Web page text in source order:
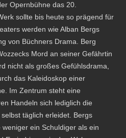
Opernbühne das 20.
sollte bis heute so prägend für
werden wie Alban Bergs
von Büchners Drama. Berg
Mord an seiner Gefährtin
nicht als großes Gefühlsdrama,
das Kaleidoskop einer
Im Zentrum steht eine
Handeln sich lediglich die
täglich erleidet. Bergs
ein Schuldiger als ein